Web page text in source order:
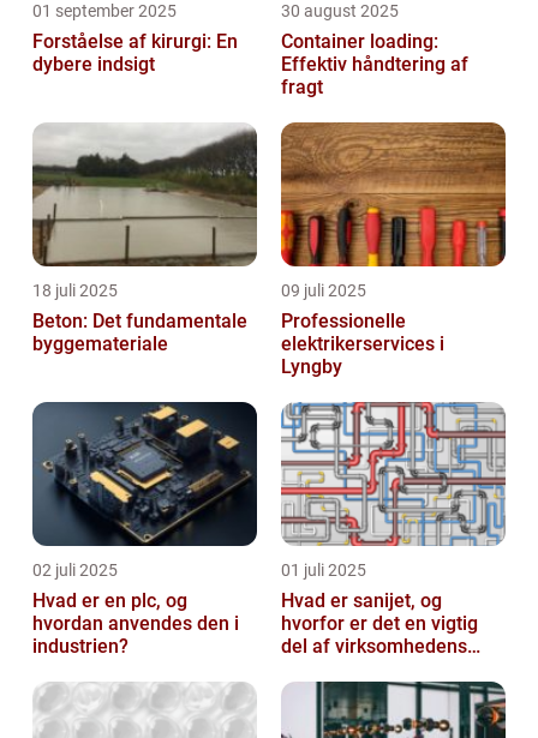
01 september 2025
Forståelse af kirurgi: En
dybere indsigt
30 august 2025
Container loading:
Effektiv håndtering af
fragt
18 juli 2025
Beton: Det fundamentale
byggemateriale
09 juli 2025
Professionelle
elektrikerservices i
Lyngby
02 juli 2025
Hvad er en plc, og
hvordan anvendes den i
industrien?
01 juli 2025
Hvad er sanijet, og
hvorfor er det en vigtig
del af virksomhedens